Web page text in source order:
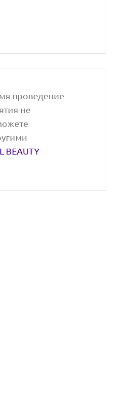
проведение
не
BEAUTY